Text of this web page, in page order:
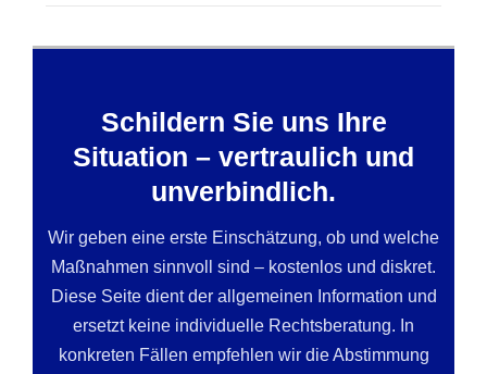
Schildern Sie uns Ihre
Situation – vertraulich und
unverbindlich.
Wir geben eine erste Einschätzung, ob und welche
Maßnahmen sinnvoll sind – kostenlos und diskret.
Diese Seite dient der allgemeinen Information und
ersetzt keine individuelle Rechtsberatung. In
konkreten Fällen empfehlen wir die Abstimmung